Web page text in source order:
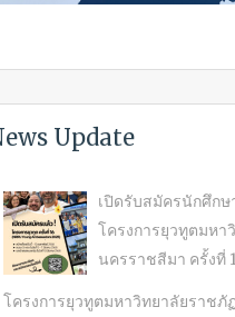
Update
เปิดรับสมัครนักศึกษ
โครงการยุวทูตมหา
นครราชสีมา ครั้งที่
โครงการยุวทูตมหาวิทยาลัยราชภั